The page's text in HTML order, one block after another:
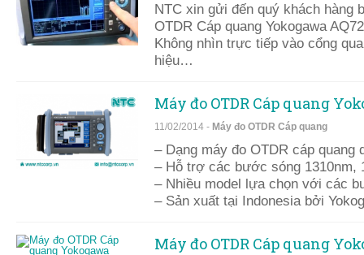
NTC xin gửi đến quý khách hàng
OTDR Cáp quang Yokogawa
Không nhìn trực tiếp vào cổng
hiệu…
Máy đo OTDR Cáp quang
11/02/2014 - Máy đo OTDR Cáp quang
– Dạng máy đo OTDR cáp quang
– Hỗ trợ các bước sóng 1310nm,
– Nhiều model lựa chọn với các
– Sản xuất tại Indonesia bởi
Máy đo OTDR Cáp quang